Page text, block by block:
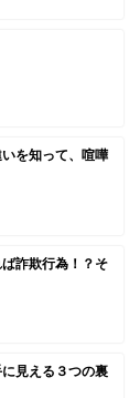
を知って、喧嘩
詐欺行為！？そ
見える３つの裏